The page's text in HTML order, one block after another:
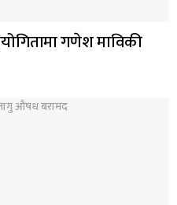
गणेश माविकी